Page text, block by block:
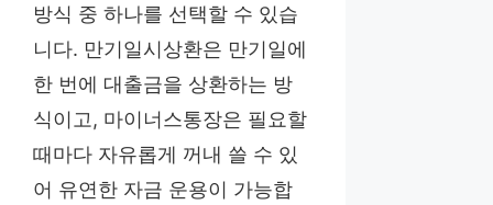
방식 중 하나를 선택할 수 있습
니다. 만기일시상환은 만기일에
한 번에 대출금을 상환하는 방
식이고, 마이너스통장은 필요할
때마다 자유롭게 꺼내 쓸 수 있
어 유연한 자금 운용이 가능합